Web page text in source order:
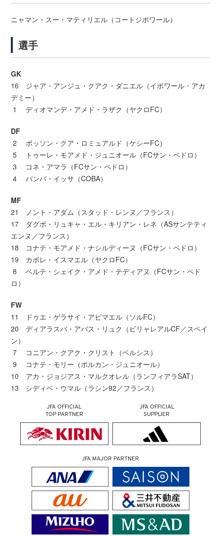
ニャマン・スー・マティリエル（コートジボワール）
選手
GK
16 ジャア・アンジュ・クアク・ダニエル（イボワール・アカ
デミー）
1 ディオマンデ・アメド・ラザク（ヤクロFC）
DF
2 ボッソン・クア・ロミュアルド（ケシーFC）
5 トゥーレ・モアメド・ジュニオール（FCサン・ペドロ）
3 コネ・アマラ（FCサン・ペドロ）
4 バンバ・イッサ（COBA）
MF
21 ノント・アダム（スタッド・レンヌ／フランス）
17 ダグボ・リュキャ・エル・キリアン・レネ（ASサンテティ
エンヌ／フランス）
18 コナテ・モアメド・ナシルディーヌ（FCサン・ペドロ）
19 カボレ・イスマエル（ヤクロFC）
8 ベルテ・シェイク・アメド・テディアヌ（FCサン・ペド
ロ）
FW
11 ドゥエ・ゲラサイ・アビマエル（ソルFC）
20 ディアラスバ・アバス・リュク（ビリャレアルCF／スペイ
ン）
7 コニアン・クアク・クリスト（ベルシス）
9 コナテ・モリー（ボルカン・ジュニオール）
10 アカ・ジョジアス・マルクオレル（ランフィアラSAT）
13 シディベ・ウマル（ラシン92／フランス）
JFA OFFICIAL
TOP PARTNER
JFA OFFICIAL
SUPPLIER
JFA MAJOR PARTNER